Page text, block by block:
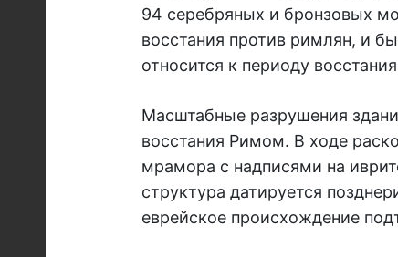
94 серебряных и бронзовых
восстания против римлян, и
относится к периоду
Масштабные разрушения
восстания Римом. В ходе
мрамора с надписями на
структура датируется
еврейское происхождение